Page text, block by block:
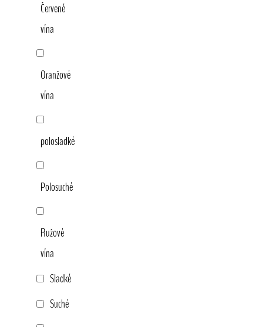
Červené
vína
Oranžové
vína
polosladké
Polosuché
Ružové
vína
Sladké
Suché